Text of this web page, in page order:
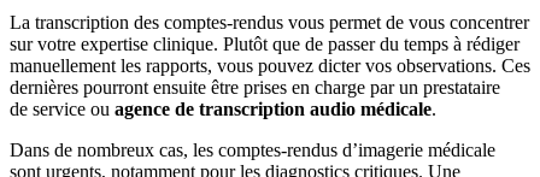
La transcription des comptes-rendus vous permet de vous concentrer
sur votre expertise clinique. Plutôt que de passer du temps à rédiger
manuellement les rapports, vous pouvez dicter vos observations. Ces
dernières pourront ensuite être prises en charge par un prestataire
de service ou agence de transcription audio médicale.
Dans de nombreux cas, les comptes-rendus d’imagerie médicale
sont urgents, notamment pour les diagnostics critiques. Une